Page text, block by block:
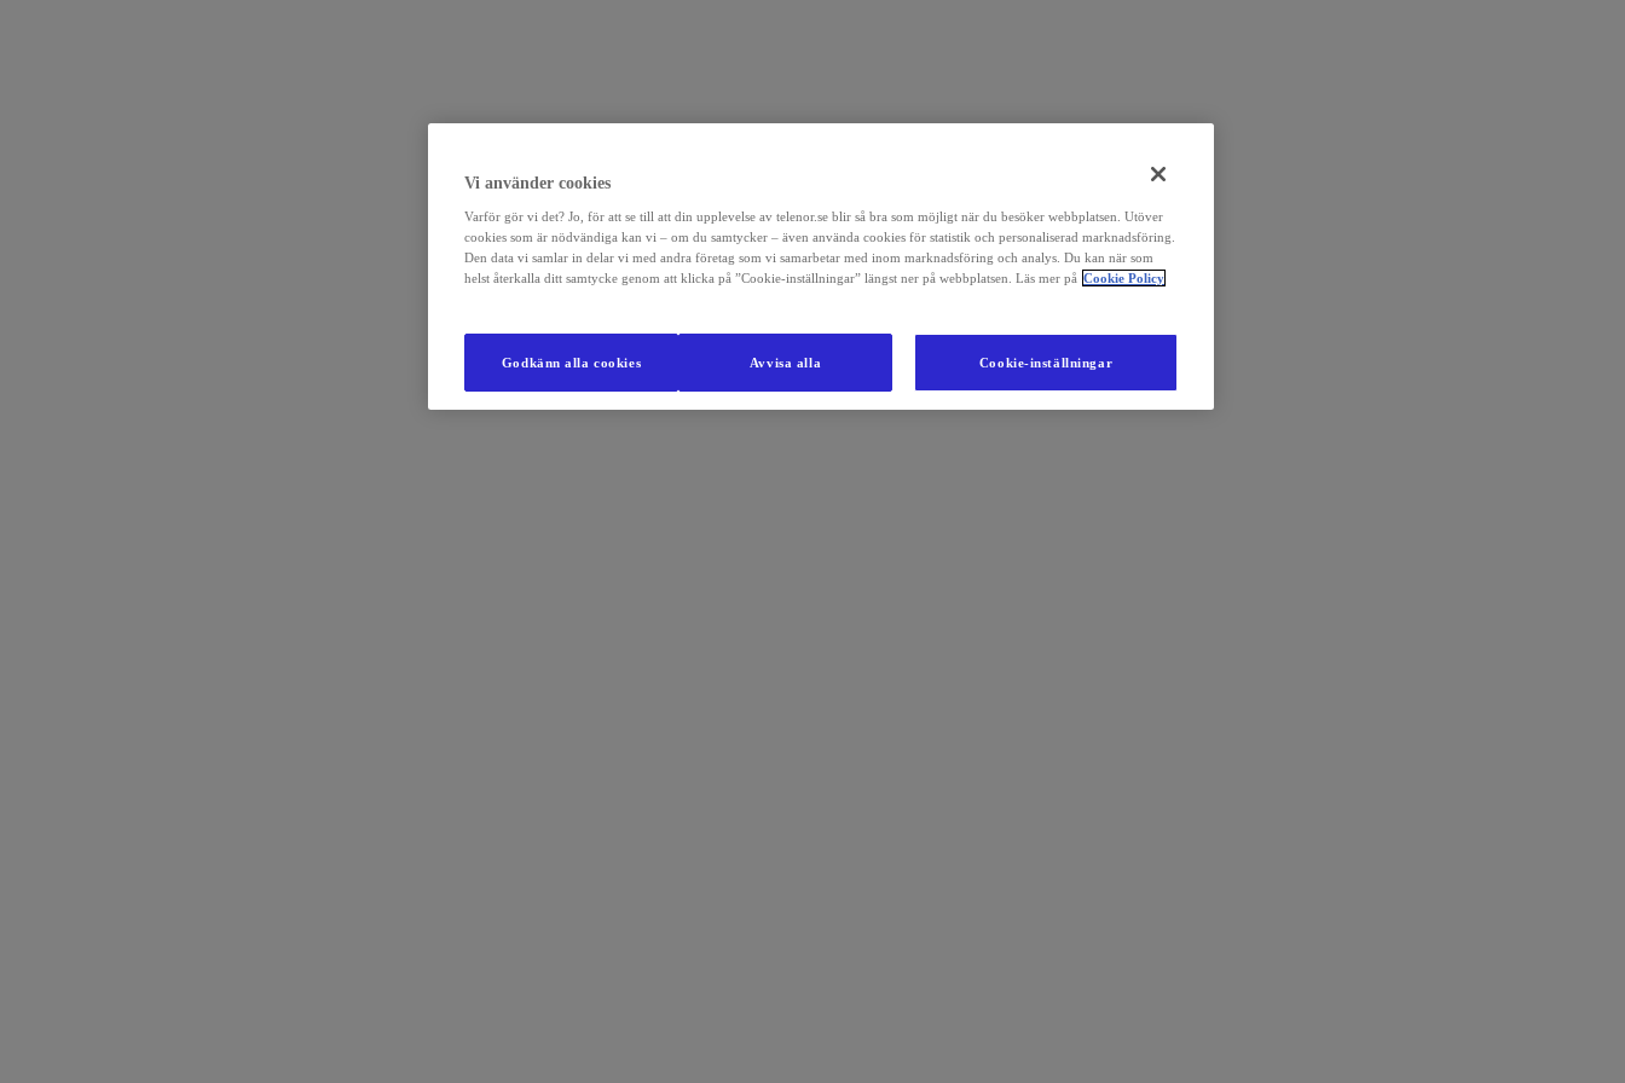
Vi använder cookies
Varför gör vi det? Jo, för att se till att din upplevelse av telenor.se blir så bra som möjligt när du besöker webbplatsen. Utöver
cookies som är nödvändiga kan vi – om du samtycker – även använda cookies för statistik och personaliserad marknadsföring.
Den data vi samlar in delar vi med andra företag som vi samarbetar med inom marknadsföring och analys. Du kan när som
helst återkalla ditt samtycke genom att klicka på ”Cookie-inställningar” längst ner på webbplatsen. Läs mer på Cookie Policy
Cookie-inställningar
Avvisa alla
Godkänn alla cookies